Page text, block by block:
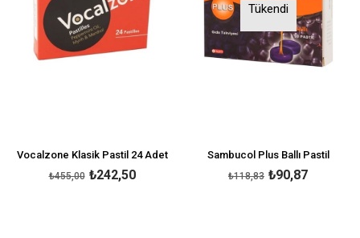
Vocalzone Klasik Pastil 24 Adet
₺242,50
₺455,00
Tükendi
Sambucol Plus Ballı Pastil
₺90,87
₺118,83